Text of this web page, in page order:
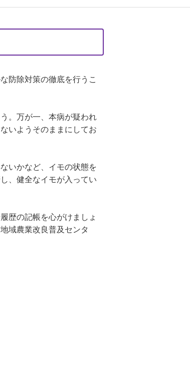
防除対策の徹底を行うこ
。万が一、本病が疑われ
いようそのままにしてお
いかなど、イモの状態を
、健全なイモが入ってい
歴の記帳を心がけましょ
域農業改良普及センタ